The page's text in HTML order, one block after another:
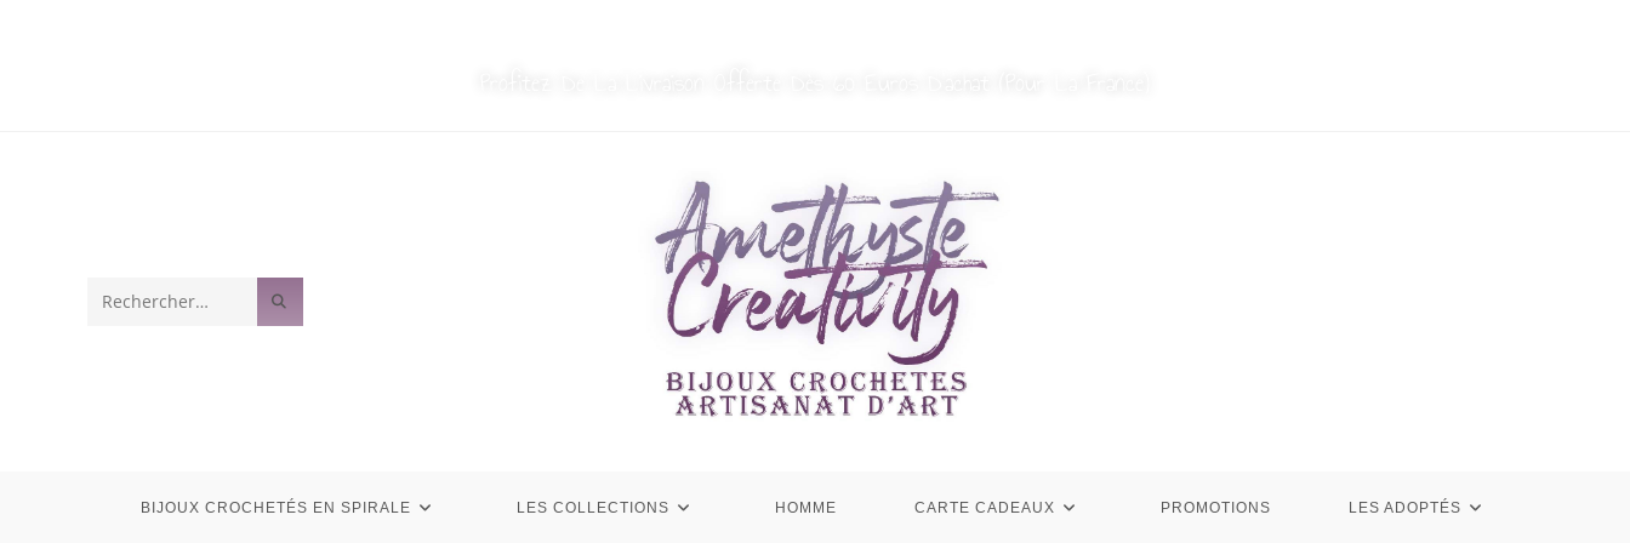
Rechercher
BIJOUX CROCHETÉS EN SPIRALE LES COLLECTIONS HOMME CARTE CADEAUX PROMOTIONS LES ADOPTÉS